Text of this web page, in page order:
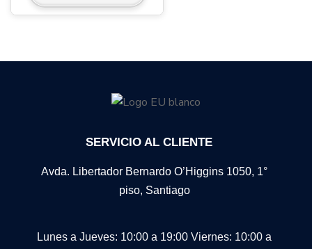
SERVICIO AL CLIENTE
Avda. Libertador Bernardo O’Higgins 1050, 1°
piso, Santiago
Lunes a Jueves: 10:00 a 19:00 Viernes: 10:00 a